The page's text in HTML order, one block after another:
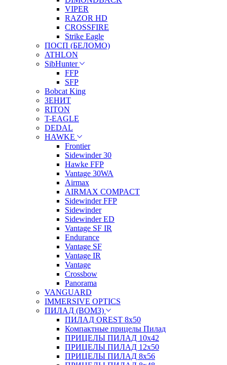
VIPER
RAZOR HD
CROSSFIRE
Strike Eagle
ПОСП (БЕЛОМО)
ATHLON
SibHunter
FFP
SFP
Bobcat King
ЗЕНИТ
RITON
T-EAGLE
DEDAL
HAWKE
Frontier
Sidewinder 30
Hawke FFP
Vantage 30WA
Airmax
AIRMAX COMPACT
Sidewinder FFP
Sidewinder
Sidewinder ED
Vantage SF IR
Endurance
Vantage SF
Vantage IR
Vantage
Crossbow
Panorama
VANGUARD
IMMERSIVE OPTICS
ПИЛАД (ВОМЗ)
ПИЛАД OREST 8х50
Компактные прицелы Пилад
ПРИЦЕЛЫ ПИЛАД 10х42
ПРИЦЕЛЫ ПИЛАД 12х50
ПРИЦЕЛЫ ПИЛАД 8х56